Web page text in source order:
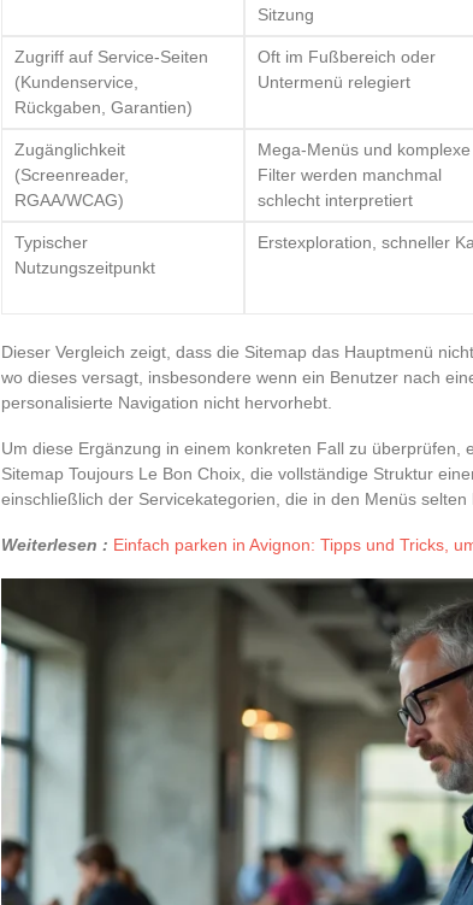
Sitzung
Zugriff auf Service-Seiten
(Kundenservice,
Rückgaben, Garantien)
Oft im Fußbereich oder
Untermenü relegiert
Zugänglichkeit
(Screenreader,
RGAA/WCAG)
Mega-Menüs und komplexe
Filter werden manchmal
schlecht interpretiert
Typischer
Nutzungszeitpunkt
Erstexploration, schneller
Dieser Vergleich zeigt, dass die Sitemap das Hauptmenü
wo dieses versagt, insbesondere wenn ein Benutzer nach
personalisierte Navigation nicht hervorhebt.
Um diese Ergänzung in einem konkreten Fall zu überprüfen,
Sitemap Toujours Le Bon Choix, die vollständige Struktur
einschließlich der Servicekategorien, die in den Menüs selten
Weiterlesen : Einfach parken in Avignon: Tipps und Tricks,